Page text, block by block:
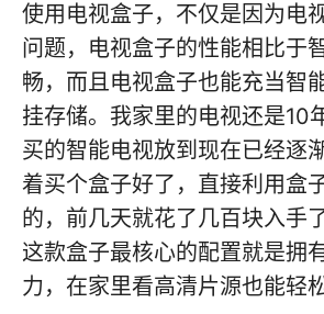
使用电视盒子，不仅是因为电
问题，电视盒子的性能相比于
畅，而且电视盒子也能充当智
挂存储。我家里的电视还是10
买的智能电视放到现在已经逐
着买个盒子好了，直接利用盒
的，前几天就花了几百块入手
这款盒子最核心的配置就是拥
力，在家里看高清片源也能轻